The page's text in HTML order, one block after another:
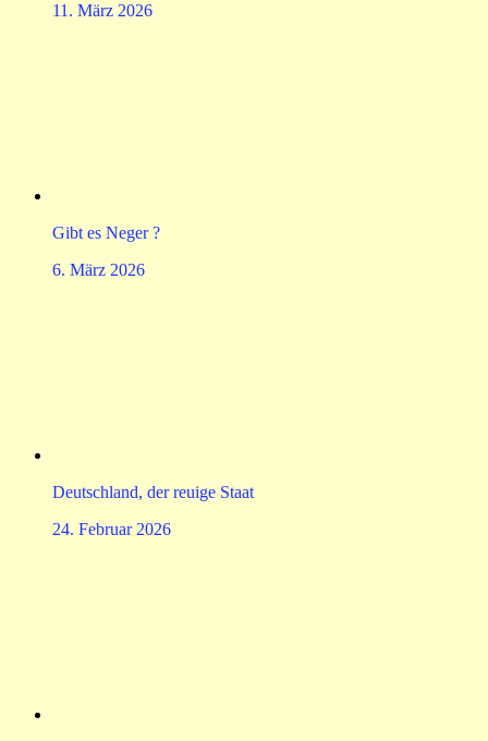
11. März 2026
Gibt es Neger ?
6. März 2026
Deutschland, der reuige Staat
24. Februar 2026